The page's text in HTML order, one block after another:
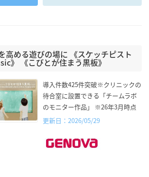
高める遊びの場に 《スケッチピスト
》 《こびとが住まう黒板》
導入件数425件突破※クリニックの
待合室に設置できる「チームラボ
のモニター作品」 ※26年3月時点
更新日：2026/05/29